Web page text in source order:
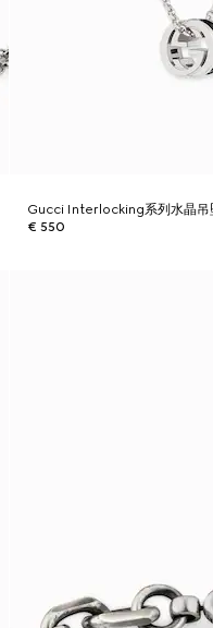
Gucci Interlocking系列水晶吊
€ 550